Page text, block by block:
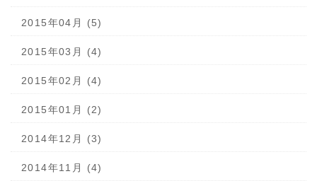
2015年04月 (5)
2015年03月 (4)
2015年02月 (4)
2015年01月 (2)
2014年12月 (3)
2014年11月 (4)